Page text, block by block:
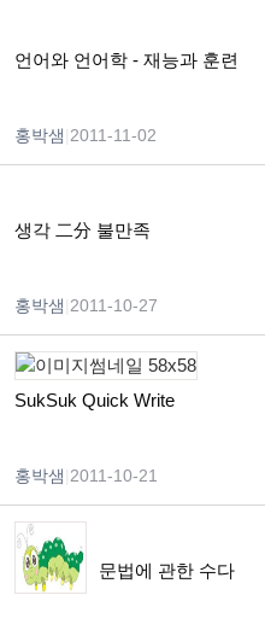
언어와 언어학 - 재능과 훈련
홍박샘 2011-11-02
생각 二分 불만족
홍박샘 2011-10-27
SukSuk Quick Write
홍박샘 2011-10-21
문법에 관한 수다